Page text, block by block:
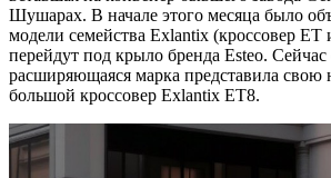
Шушарах. В начале этого месяца было
модели семейства Exlantix (кроссовер ET
перейдут под крыло бренда Esteo. Сейчас
расширяющаяся марка представила
большой кроссовер Exlantix ET8.